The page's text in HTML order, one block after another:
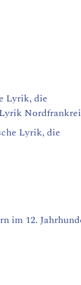
Lyrik, die
Lyrik, die
im 12.